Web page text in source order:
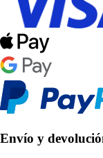
Envío y